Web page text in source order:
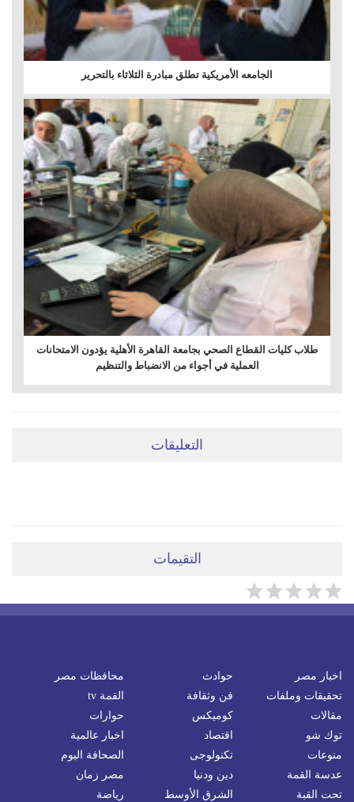
الجامعه الأمريكية تطلق مبادرة الثلاثاء بالتحرير
طلاب كليات القطاع الصحي بجامعة القاهرة الأهلية يؤدون الامتحانات
العملية في أجواء من الانضباط والتنظيم
التعليقات
التقيمات
اخبار مصر حوادث
محافظات مصر
تحقيقات وملفات
فن وثقافة
القمة tv
مقالات
كوميكس
حوارات
توك شو
اقتصاد
اخبار عالمية
منوعات
تكنولوجى
الصحافة اليوم
عدسة القمة
دين ودنيا
مصر زمان
تحت القبة
الشرق الأوسط رياضة